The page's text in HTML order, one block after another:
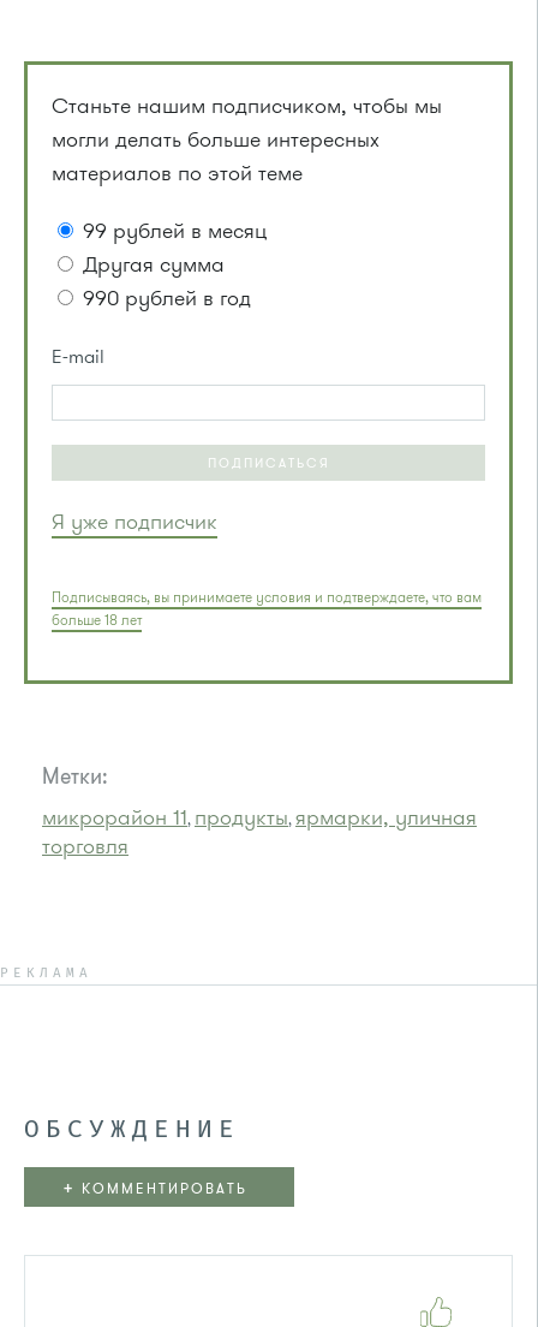
Станьте нашим подписчиком, чтобы мы
могли делать больше интересных
материалов по этой теме
99 рублей в месяц
Другая сумма
990 рублей в год
E-mail
ПОДПИСАТЬСЯ
Я уже подписчик
Подписываясь, вы принимаете условия и подтверждаете, что вам
больше 18 лет
Метки:
микрорайон 11, продукты,ярмарки, уличная
торговля
РЕКЛАМА
ОБСУЖДЕНИЕ
+ КОММЕНТИРОВАТЬ